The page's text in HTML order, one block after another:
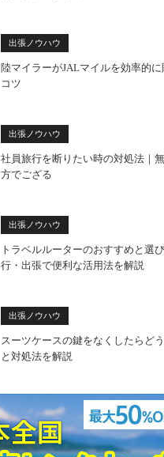
出張ノウハウ
陸マイラーがJALマイルを効率的に
コツ
出張ノウハウ
社員旅行を断りたい時の対処法｜
方でござる
出張ノウハウ
トラベルルーターのおすすめと選
行・出張で便利な活用法を解説
出張ノウハウ
スーツケースの鍵をなくしたらど
と対処法を解説